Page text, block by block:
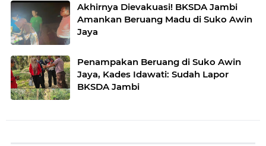
Akhirnya Dievakuasi! BKSDA Jambi
Amankan Beruang Madu di Suko Awin
Jaya
Penampakan Beruang di Suko Awin
Jaya, Kades Idawati: Sudah Lapor
BKSDA Jambi